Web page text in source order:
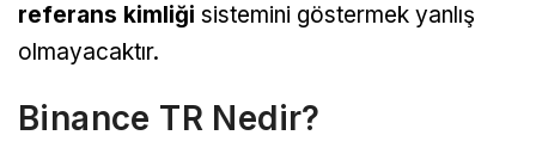
referans kimliği sistemini göstermek yanlış
olmayacaktır.
Binance TR Nedir?